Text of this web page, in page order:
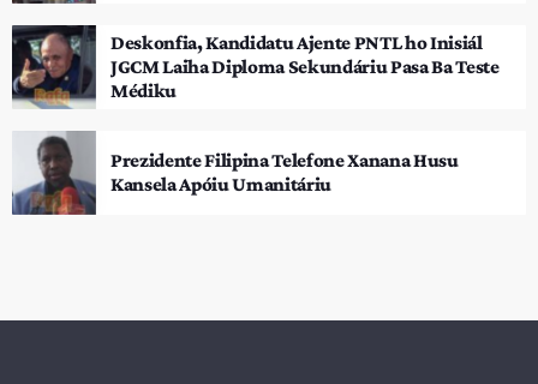
Deskonfia, Kandidatu Ajente PNTL ho Inisiál
JGCM Laiha Diploma Sekundáriu Pasa Ba Teste
Médiku
Prezidente Filipina Telefone Xanana Husu
Kansela Apóiu Umanitáriu